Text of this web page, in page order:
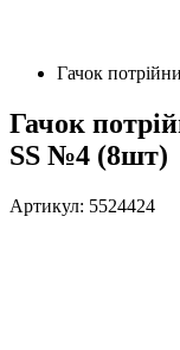
Гачок
Гачок
SS №4 (8шт)
Артикул: 5524424